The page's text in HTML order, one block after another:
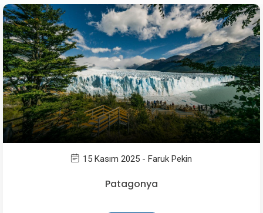
13 Kasım 2025 - Faruk Pekin
Ankara Kalesi
DETAY